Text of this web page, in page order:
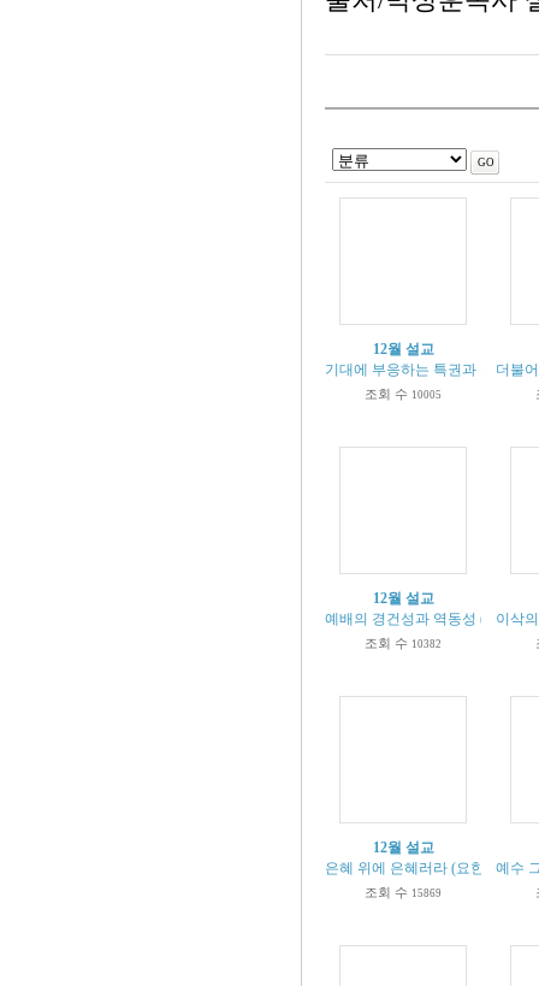
12월 설교
기대에 부응하는 특권과 소망과
조회 수 10005
더불
12월 설교
예배의 경건성과 역동성 (시149:1-
조회 수 10382
이삭
12월 설교
은혜 위에 은혜러라 (요한 복음
조회 수 15869
예수